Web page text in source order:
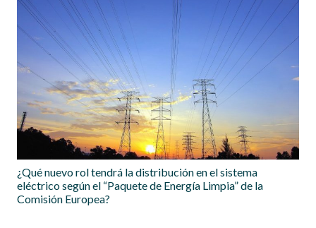
¿Qué nuevo rol tendrá la distribución en el sistema
eléctrico según el “Paquete de Energía Limpia” de la
Comisión Europea?